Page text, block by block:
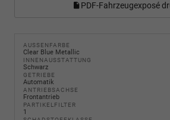
PDF-Fahrzeugexposé
AUSSENFARBE
Clear Blue Metallic
INNENAUSSTATTUNG
Schwarz
GETRIEBE
Automatik
ANTRIEBSACHSE
Frontantrieb
PARTIKELFILTER
1